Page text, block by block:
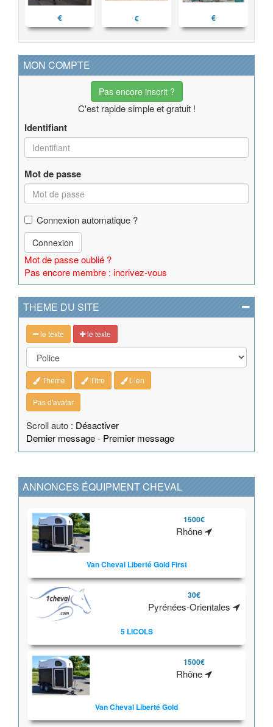
€ € €
MON COMPTE
Pas encore inscrit ?
C'est rapide simple et gratuit !
Identifiant
Mot de passe
Connexion automatique ?
Connexion
Mot de passe oublié ?
Pas encore membre : incrivez-vous
THEME DU SITE
le texte le texte
Theme Titre Lien
Pas d'avatar
Scroll auto : Désactiver
Dernier message- Premier message
ANNONCES ÉQUIPMENT CHEVAL
1500€
Rhône
Van Cheval Liberté Gold First
30€
Pyrénées-Orientales
5 LICOLS
1500€
Rhône
Van Cheval Liberté Gold